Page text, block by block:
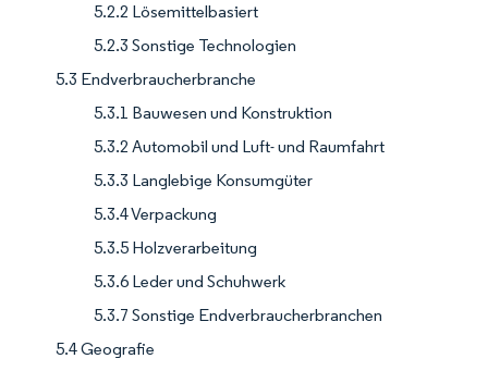
5.2.2 Lösemittelbasiert
5.2.3 Sonstige Technologien
5.3 Endverbraucherbranche
5.3.1 Bauwesen und Konstruktion
5.3.2 Automobil und Luft- und Raumfahrt
5.3.3 Langlebige Konsumgüter
5.3.4 Verpackung
5.3.5 Holzverarbeitung
5.3.6 Leder und Schuhwerk
5.3.7 Sonstige Endverbraucherbranchen
5.4 Geografie